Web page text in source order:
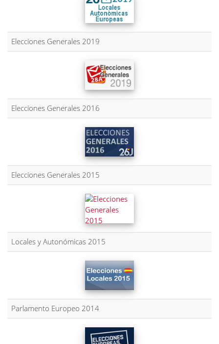
Elecciones Generales 2019
Elecciones Generales 2016
Elecciones Generales 2015
Locales y Autonómicas 2015
Parlamento Europeo 2014